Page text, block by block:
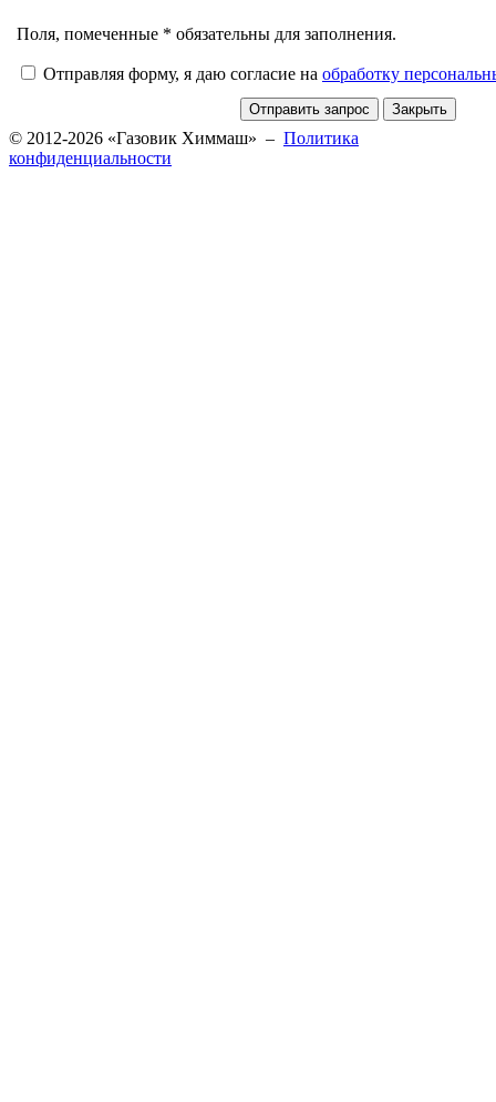
Поля, помеченные * обязательны для заполнения.
Отправляя форму, я даю согласие на обработку
© 2012-2026 «Газовик Химмаш» – Политика
конфиденциальности